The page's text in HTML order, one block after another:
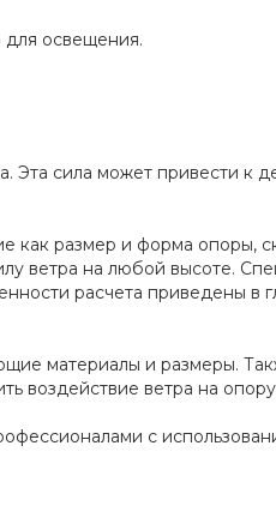
для освещения.
Эта сила может привести к
как размер и форма опоры,
ветра на любой высоте.
расчета приведены в
материалы и размеры.
воздействие ветра на
с